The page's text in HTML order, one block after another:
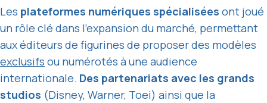
Les plateformes numériques spécialisées ont joué
un rôle clé dans l’expansion du marché, permettant
aux éditeurs de figurines de proposer des modèles
exclusifs ou numérotés à une audience
internationale. Des partenariats avec les grands
studios (Disney, Warner, Toei) ainsi que la